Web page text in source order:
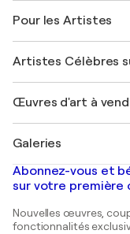
Offrir une carte
Rejoignez notre
Mon compte
+33 1 76 44 06 42
FAQ
Magazine Singulart
Emplois
Découvrez une
Pour les Artistes
Se connecter en
Artistes Célèbres
Marc Chagall
Banksy
Mr. Brainwash
Shepard Fairey
Œuvres d'art à
Tableaux abstraits à
Peintures de
Estampes
Peintures acryliques
Galeries
Galeries d'art en
Galeries d'art en
Abonnez-vous et
sur votre première
Nouvelles œuvres,
fonctionnalités